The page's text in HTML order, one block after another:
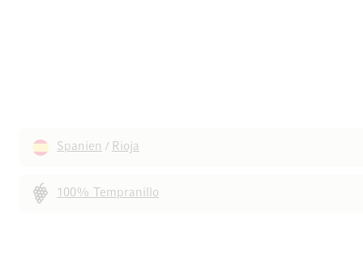
Spanien / Rioja
100% Tempranillo